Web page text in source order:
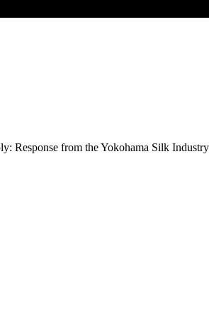
Response from the Yokohama Silk